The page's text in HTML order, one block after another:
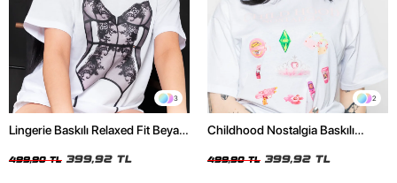
3
Lingerie Baskılı Relaxed Fit Beyaz
499,90 TL 399,92 TL
2
Childhood Nostalgia Baskılı
499,90 TL 399,92 TL